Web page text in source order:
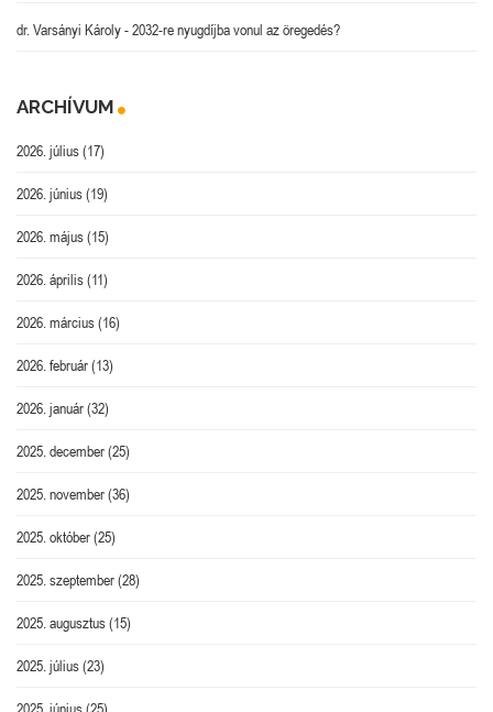
dr. Varsányi Károly-2032-re nyugdíjba vonul az öregedés?
ARCHÍVUM
2026. július(17)
2026. június(19)
2026. május(15)
2026. április(11)
2026. március(16)
2026. február(13)
2026. január(32)
2025. december(25)
2025. november(36)
2025. október(25)
2025. szeptember(28)
2025. augusztus(15)
2025. július(23)
2025. június(25)